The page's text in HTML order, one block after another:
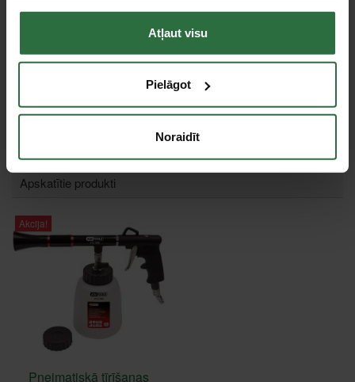
Atļaut visu
Pielāgot
Noraidīt
Gaisa ielaišana
1/4"
Tie, kas apskatīja šo preci, tāpat interesējās par...
Apskatītie produkti
Akcija!
Pneimatiskā tīrīšanas